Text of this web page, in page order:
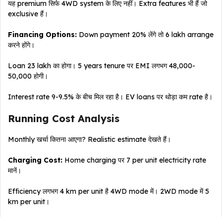
यह premium सिर्फ 4WD system के लिए नहीं। Extra features भी हैं जो
exclusive हैं।
Financing Options: Down payment 20% लेंगे तो ₹6 lakh arrange
करने होंगे।
Loan ₹23 lakh का होगा। 5 years tenure पर EMI लगभग ₹48,000-
50,000 होगी।
Interest rate 9-9.5% के बीच मिल रहा है। EV loans पर थोड़ा कम rate है।
Running Cost Analysis
Monthly खर्चा कितना आएगा? Realistic estimate देखते हैं।
Charging Cost: Home charging पर ₹7 per unit electricity rate
मानें।
Efficiency लगभग 4 km per unit है 4WD mode में। 2WD mode में 5
km per unit।